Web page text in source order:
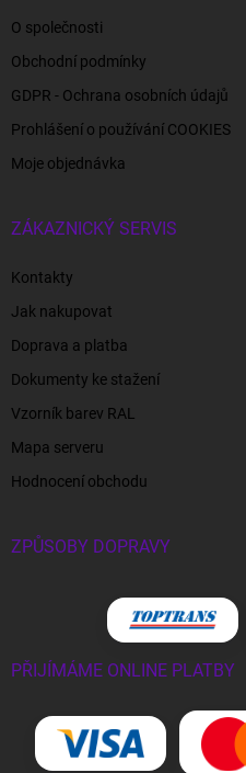
O společnosti
Obchodní podmínky
GDPR - Ochrana osobních údajů
Prohlášení o používání COOKIES
Moje objednávka
ZÁKAZNICKÝ SERVIS
Kontakty
Jak nakupovat
Doprava a platba
Dokumenty ke stažení
Vzorník barev RAL
Mapa serveru
Hodnocení obchodu
ZPŮSOBY DOPRAVY
PŘIJÍMÁME ONLINE PLATBY